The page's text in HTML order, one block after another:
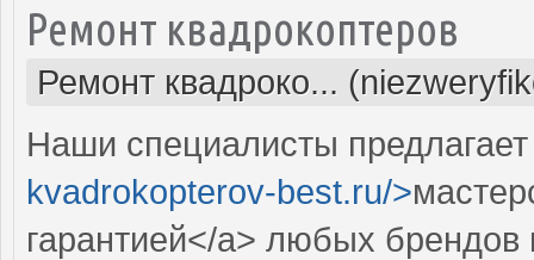
Ремонт квадрокоптеров
Ремонт квадроко...
Наши специалисты
kvadrokopterov-best.ru/>
гарантией</a> любых